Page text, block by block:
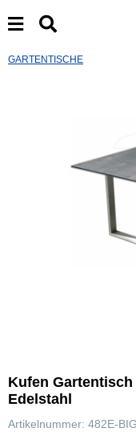
GARTENTISCHE
Kufen Gartentisch
Edelstahl
Artikelnummer: 482E-